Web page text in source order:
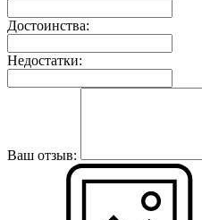
Достоинства:
Недостатки:
Ваш отзыв: